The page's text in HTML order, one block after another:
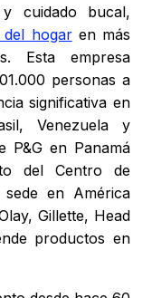
cuidado bucal,
del hogaren más
Esta empresa
personas a
significativa en
Venezuela y
P&G en Panamá
del Centro de
en América
Gillette, Head
productos en